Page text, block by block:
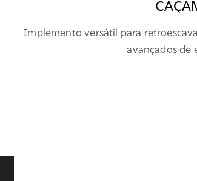
Implemento versátil para
avançados de